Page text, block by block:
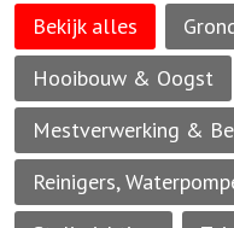
Bekijk alles
Hooibouw & Oogst
Mestverwerking &
Reinigers,